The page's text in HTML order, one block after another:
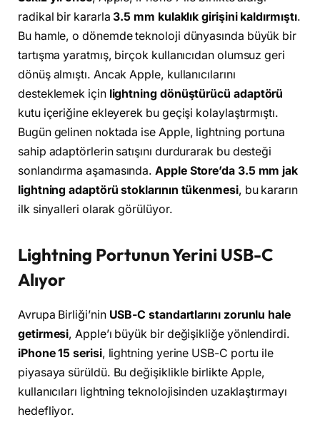
radikal bir kararla3.5 mm kulaklık girişini kaldırmıştı.
Bu hamle, o dönemde teknoloji dünyasında büyük bir
tartışma yaratmış, birçok kullanıcıdan olumsuz geri
dönüş almıştı. Ancak Apple, kullanıcılarını
desteklemek için lightning dönüştürücü adaptörü
kutu içeriğine ekleyerek bu geçişi kolaylaştırmıştı.
Bugün gelinen noktada ise Apple, lightning portuna
sahip adaptörlerin satışını durdurarak bu desteği
sonlandırma aşamasında.Apple Store’da 3.5 mm jak
lightning adaptörü stoklarının tükenmesi, bu kararın
ilk sinyalleri olarak görülüyor.
Lightning Portunun Yerini USB-C
Alıyor
Avrupa Birliği’nin USB-C standartlarını zorunlu hale
getirmesi, Apple’ı büyük bir değişikliğe yönlendirdi.
iPhone 15 serisi, lightning yerine USB-C portu ile
piyasaya sürüldü. Bu değişiklikle birlikte Apple,
kullanıcıları lightning teknolojisinden uzaklaştırmayı
hedefliyor.